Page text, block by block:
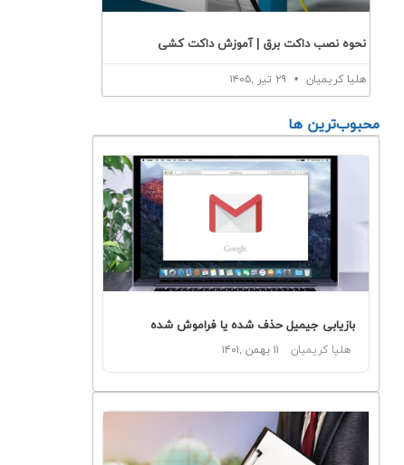
نحوه نصب داکت برق | آموزش داکت کشی
هلیا کریمیان
محبوب‌ترین ها
بازیابی جیمیل حذف شده یا فراموش شده
هلیا کریمیان ۱۱ بهمن ,۱۴۰۱